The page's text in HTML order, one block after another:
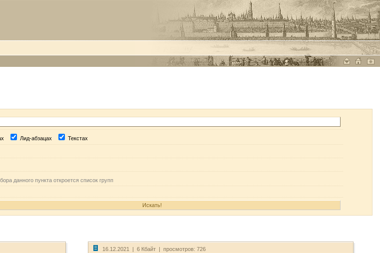
Лид-абзацах Текстах
данного пункта откроется список групп
16.12.2021 | 6 Кбайт | просмотров: 726